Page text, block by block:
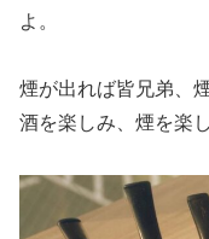
よ。
煙が出れば皆兄弟、
酒を楽しみ、煙を楽